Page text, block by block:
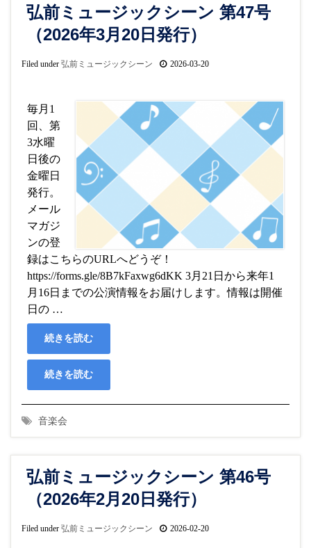
弘前ミュージックシーン 第47号
（2026年3月20日発行）
Filed under 弘前ミュージックシーン 2026-03-20
毎月1
回、第
3水曜
日後の
金曜日
発行。
メール
マガジ
ンの登
録はこちらのURLへどうぞ！
https://forms.gle/8B7kFaxwg6dKK 3月21日から来年1
月16日までの公演情報をお届けします。情報は開催
日の …
続きを読む
続きを読む
音楽会
弘前ミュージックシーン 第46号
（2026年2月20日発行）
Filed under 弘前ミュージックシーン 2026-02-20